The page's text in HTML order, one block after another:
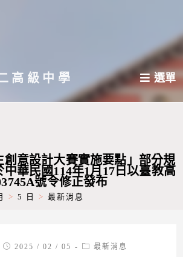
高級中學 選單
創意設計大賽實施要點」部分規
華民國114年1月17日以臺教高
號令修正發布
> 5 日 > 最新消息
Post2025 / 02 / 05
Post最新消息